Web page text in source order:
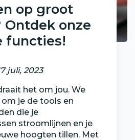
op groot
Ontdek onze
functies!
juli, 2023
het om jou. We
je de tools en
die je
stroomlijnen en je
hoogten tillen. Met